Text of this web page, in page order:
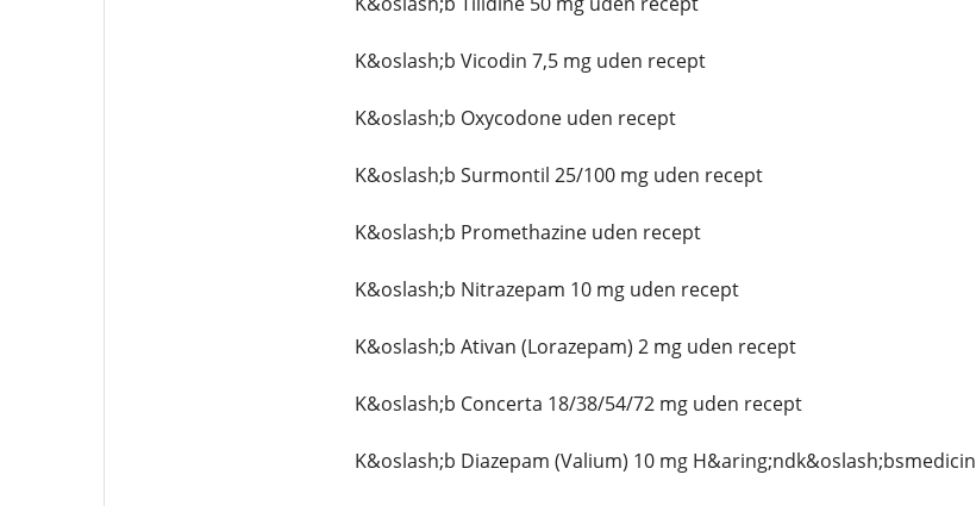
K&oslash;b Vicodin 7,5 mg uden recept
K&oslash;b Oxycodone uden recept
K&oslash;b Surmontil 25/100 mg uden recept
K&oslash;b Promethazine uden recept
K&oslash;b Nitrazepam 10 mg uden recept
K&oslash;b Ativan (Lorazepam) 2 mg uden recept
K&oslash;b Concerta 18/38/54/72 mg uden recept
K&oslash;b Diazepam (Valium) 10 mg H&aring;ndk&oslash;bsmedicin